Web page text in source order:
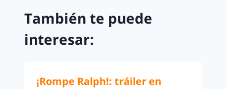
También te puede
interesar:
¡Rompe Ralph!: tráiler en